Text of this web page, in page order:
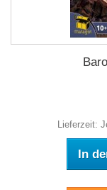
Lieferzeit:
In